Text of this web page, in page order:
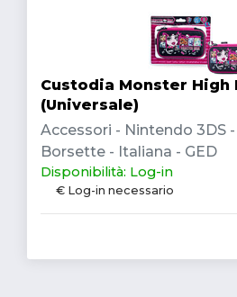
Custodia Monster High
(Universale)
Accessori - Nintendo 3DS
Borsette - Italiana - GED
Disponibilità: Log-in
€ Log-in necessario